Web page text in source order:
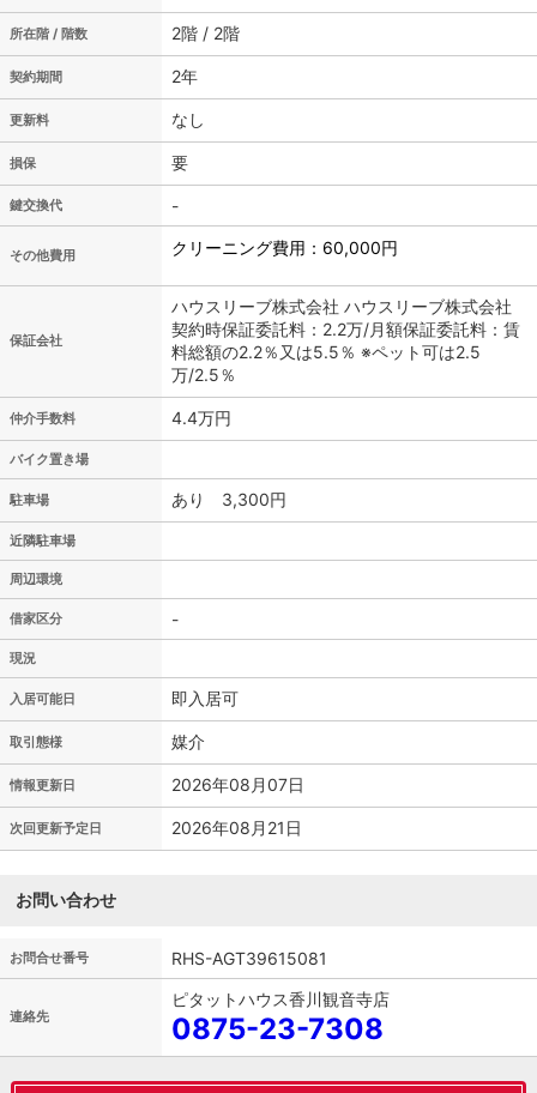
所在階 / 階数 2階 / 2階
契約期間 2年
更新料 なし
損保 要
鍵交換代 -
その他費用 クリーニング費用：60,000円
保証会社
ハウスリーブ株式会社 ハウスリーブ株式会社
契約時保証委託料：2.2万/月額保証委託料：賃
料総額の2.2％又は5.5％ ※ペット可は2.5
万/2.5％
仲介手数料 4.4万円
バイク置き場
駐車場 あり 3,300円
近隣駐車場
周辺環境
借家区分 -
現況
入居可能日 即入居可
取引態様 媒介
情報更新日 2026年08月07日
次回更新予定日 2026年08月21日
お問い合わせ
お問合せ番号 RHS-AGT39615081
連絡先
ピタットハウス香川観音寺店
0875-23-7308